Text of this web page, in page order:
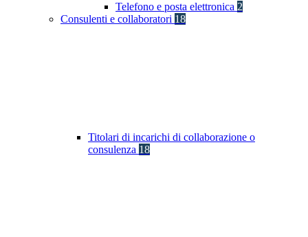
Telefono e posta elettronica 2
Consulenti e collaboratori 18
Titolari di incarichi di collaborazione o
consulenza 18